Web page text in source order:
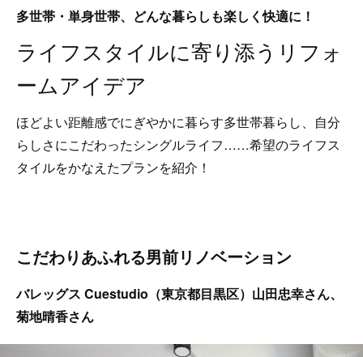
多世帯・単身世帯、どんな暮らしも楽しく快適に！
ライフスタイルに寄り添うリフォ
ームアイデア
ほどよい距離感でにぎやかに暮らす多世帯暮らし、自分
らしさにこだわったシングルライフ……希望のライフス
タイルをかなえたプランを紹介！
こだわりあふれる男前リノベーション
バレッグス Cuestudio（東京都目黒区）山田忠幸さん、
菊地晴香さん